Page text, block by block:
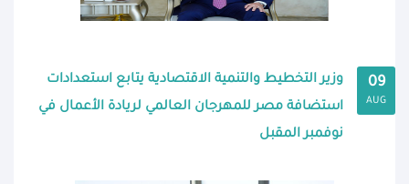
09
AUG
وزير التخطيط والتنمية الاقتصادية يتابع استعدادات
استضافة مصر للمهرجان العالمي لريادة الأعمال في
نوفمبر المقبل